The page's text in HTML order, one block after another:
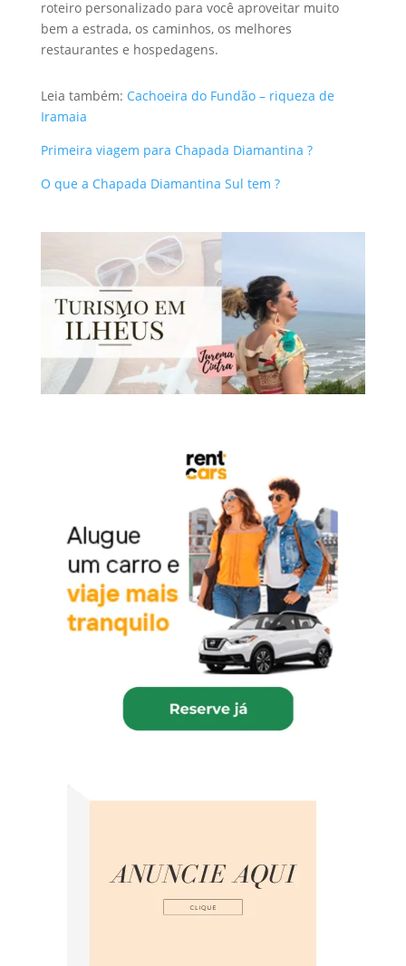
roteiro personalizado para você aproveitar muito
bem a estrada, os caminhos, os melhores
restaurantes e hospedagens.
Leia também: Cachoeira do Fundão – riqueza de
Iramaia
Primeira viagem para Chapada Diamantina ?
O que a Chapada Diamantina Sul tem ?